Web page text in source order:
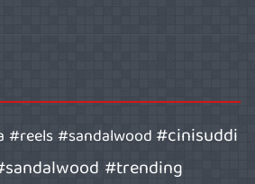
#sandalwood#cinisuddi
#trending